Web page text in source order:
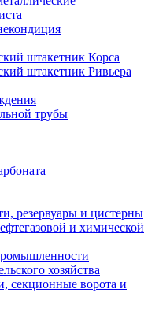
штакетник Корса
штакетник Ривьера
трубы
резервуары и цистерны
и химической
хозяйства
секционные ворота и